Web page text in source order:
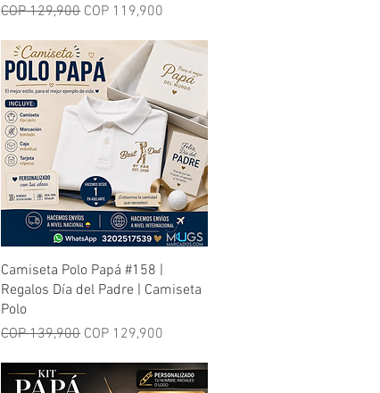
Regular Price
COP 129,900 Sale Price
COP 119,900
Quick View
Camiseta Polo Papá #158 |
Regalos Día del Padre | Camiseta
Polo
Regular Price
COP 139,900 Sale Price
COP 129,900